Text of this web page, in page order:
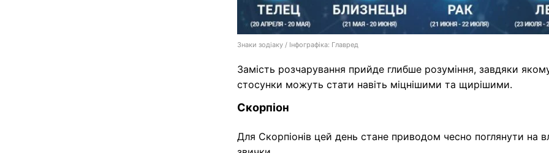
Знаки зодіаку / Інфографіка: Главред
Замість розчарування прийде глибше розуміння, завдяки
стосунки можуть стати навіть міцнішими та щирішими.
Скорпіон
Для Скорпіонів цей день стане приводом чесно поглянути на